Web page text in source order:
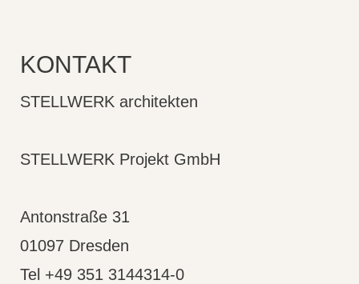
KONTAKT
STELLWERK architekten
STELLWERK Projekt GmbH
Antonstraße 31
01097 Dresden
Tel +49 351 3144314-0